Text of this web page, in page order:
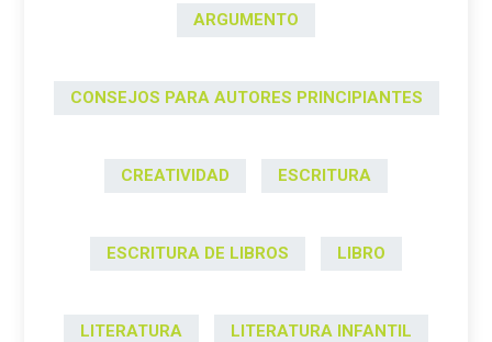
ARGUMENTO
CONSEJOS PARA AUTORES PRINCIPIANTES
CREATIVIDAD ESCRITURA
ESCRITURA DE LIBROS LIBRO
LITERATURA LITERATURA INFANTIL